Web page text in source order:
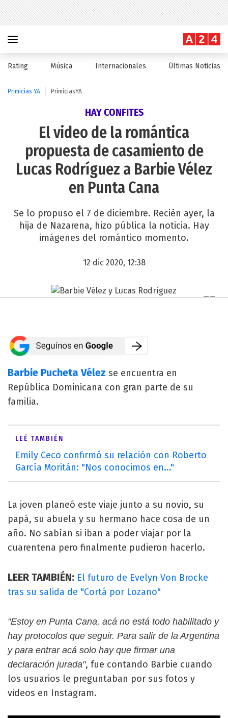
Rating Música Internacionales Últimas Noticias
Primicias YA PrimiciasYA
HAY CONFITES
El video de la romántica
propuesta de casamiento de
Lucas Rodríguez a Barbie Vélez
en Punta Cana
Se lo propuso el 7 de diciembre. Recién ayer, la
hija de Nazarena, hizo pública la noticia. Hay
imágenes del romántico momento.
12 dic 2020, 12:38
Barbie Pucheta Vélez se encuentra en
República Dominicana con gran parte de su
familia.
LEÉ TAMBIÉN
Emily Ceco confirmó su relación con Roberto
García Moritán: "Nos conocimos en..."
La joven planeó este viaje junto a su novio, su
papá, su abuela y su hermano hace cosa de un
año. No sabían si iban a poder viajar por la
cuarentena pero finalmente pudieron hacerlo.
LEER TAMBIÉN: El futuro de Evelyn Von Brocke
tras su salida de "Cortá por Lozano"
"Estoy en Punta Cana, acá no está todo habilitado y
hay protocolos que seguir. Para salir de la Argentina
y para entrar acá solo hay que firmar una
declaración jurada", fue contando Barbie cuando
los usuarios le preguntaban por sus fotos y
videos en Instagram.